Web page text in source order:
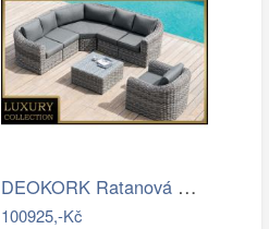
DEOKORK Ratanová modulová sestava…
100925,-Kč